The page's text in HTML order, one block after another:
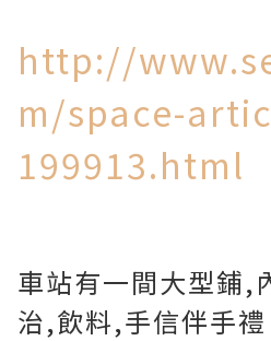
http://
m/space-
199913.html
車站有一間大型鋪,
治,飲料,手信伴手禮